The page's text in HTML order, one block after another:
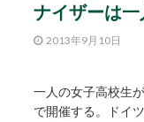
ナイザーは
2013年9月10日
一人の女子高校生
で開催する。ドイ